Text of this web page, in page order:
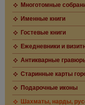
Многотомные
Именные книги
Гостевые книги
Ежедневники и
Антикварные
Старинные карты
Подарочные иконы
Шахматы, нарды,